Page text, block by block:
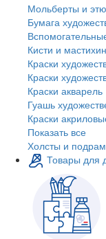
Мольберты и
Бумага
Кисти и
Краски
Краски
Краски акварель
Гуашь
Краски
Показать все
Холсты и
Товары для